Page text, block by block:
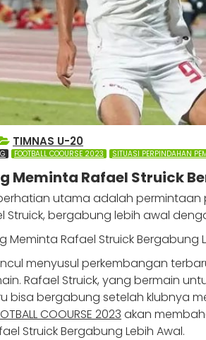
TIMNAS U-20
FOOTBALL COOURSE 2023 SITUASI PERPINDAHAN
Meminta Rafael Struick
utama adalah
Struick, bergabung lebih awal
menyusul perkembangan
Rafael Struick, yang bermain
bisa bergabung setelah klubnya
COOURSE 2023 akan
Struick Bergabung Lebih Awal.